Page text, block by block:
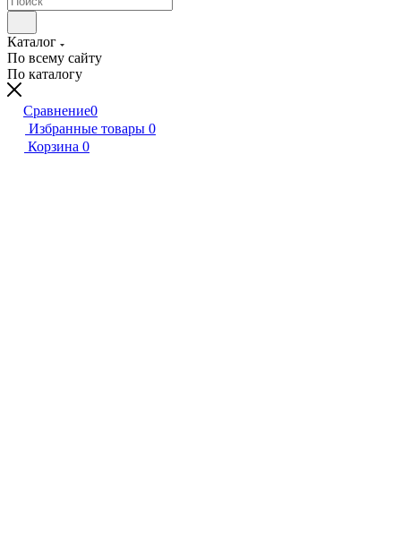
Каталог
По всему сайту
По каталогу
Сравнение0
Избранные товары 0
Корзина 0